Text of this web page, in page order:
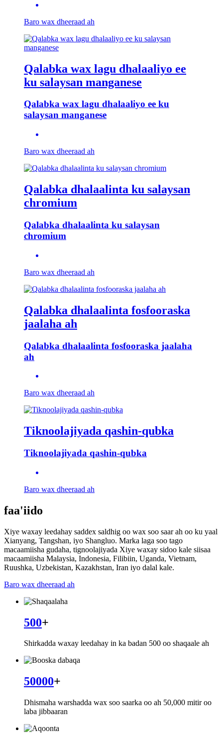
Baro wax dheeraad ah
Qalabka wax lagu dhalaaliyo ee
ku salaysan manganese
Qalabka wax lagu dhalaaliyo ee ku
salaysan manganese
Baro wax dheeraad ah
Qalabka dhalaalinta ku salaysan
chromium
Qalabka dhalaalinta ku salaysan
chromium
Baro wax dheeraad ah
Qalabka dhalaalinta fosfooraska
jaalaha ah
Qalabka dhalaalinta fosfooraska jaalaha
ah
Baro wax dheeraad ah
Tiknoolajiyada qashin-qubka
Tiknoolajiyada qashin-qubka
Baro wax dheeraad ah
faa'iido
Xiye waxay leedahay saddex saldhig oo wax soo saar ah oo ku yaal
Xianyang, Tangshan, iyo Shangluo. Marka laga soo tago
macaamiisha gudaha, tignoolajiyada Xiye waxay sidoo kale siisaa
macaamiisha Malaysia, Indonesia, Filibiin, Uganda, Vietnam,
Ruushka, Uzbekistan, Kazakhstan, Iran iyo dalal kale.
Baro wax dheeraad ah
500+
Shirkadda waxay leedahay in ka badan 500 oo shaqaale ah
50000+
Dhismaha warshadda wax soo saarka oo ah 50,000 mitir oo
laba jibbaaran